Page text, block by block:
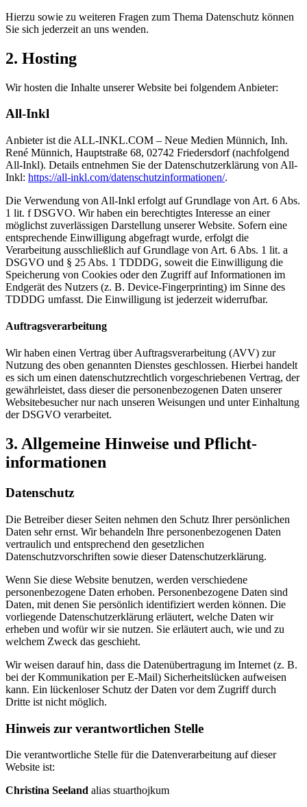
Hierzu sowie zu weiteren Fragen zum Thema Datenschutz können
Sie sich jederzeit an uns wenden.
2. Hosting
Wir hosten die Inhalte unserer Website bei folgendem Anbieter:
All-Inkl
Anbieter ist die ALL-INKL.COM – Neue Medien Münnich, Inh.
René Münnich, Hauptstraße 68, 02742 Friedersdorf (nachfolgend
All-Inkl). Details entnehmen Sie der Datenschutzerklärung von All-
Inkl: https://all-inkl.com/datenschutzinformationen/.
Die Verwendung von All-Inkl erfolgt auf Grundlage von Art. 6 Abs.
1 lit. f DSGVO. Wir haben ein berechtigtes Interesse an einer
möglichst zuverlässigen Darstellung unserer Website. Sofern eine
entsprechende Einwilligung abgefragt wurde, erfolgt die
Verarbeitung ausschließlich auf Grundlage von Art. 6 Abs. 1 lit. a
DSGVO und § 25 Abs. 1 TDDDG, soweit die Einwilligung die
Speicherung von Cookies oder den Zugriff auf Informationen im
Endgerät des Nutzers (z. B. Device-Fingerprinting) im Sinne des
TDDDG umfasst. Die Einwilligung ist jederzeit widerrufbar.
Auftragsverarbeitung
Wir haben einen Vertrag über Auftragsverarbeitung (AVV) zur
Nutzung des oben genannten Dienstes geschlossen. Hierbei handelt
es sich um einen datenschutzrechtlich vorgeschriebenen Vertrag, der
gewährleistet, dass dieser die personenbezogenen Daten unserer
Websitebesucher nur nach unseren Weisungen und unter Einhaltung
der DSGVO verarbeitet.
3. Allgemeine Hinweise und Pflicht­
informationen
Datenschutz
Die Betreiber dieser Seiten nehmen den Schutz Ihrer persönlichen
Daten sehr ernst. Wir behandeln Ihre personenbezogenen Daten
vertraulich und entsprechend den gesetzlichen
Datenschutzvorschriften sowie dieser Datenschutzerklärung.
Wenn Sie diese Website benutzen, werden verschiedene
personenbezogene Daten erhoben. Personenbezogene Daten sind
Daten, mit denen Sie persönlich identifiziert werden können. Die
vorliegende Datenschutzerklärung erläutert, welche Daten wir
erheben und wofür wir sie nutzen. Sie erläutert auch, wie und zu
welchem Zweck das geschieht.
Wir weisen darauf hin, dass die Datenübertragung im Internet (z. B.
bei der Kommunikation per E-Mail) Sicherheitslücken aufweisen
kann. Ein lückenloser Schutz der Daten vor dem Zugriff durch
Dritte ist nicht möglich.
Hinweis zur verantwortlichen Stelle
Die verantwortliche Stelle für die Datenverarbeitung auf dieser
Website ist:
Christina Seeland alias stuarthojkum